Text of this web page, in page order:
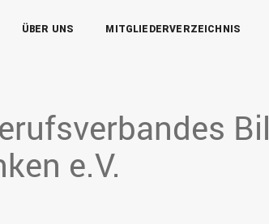
ÜBER UNS MITGLIEDERVERZEICHNIS
e.V.